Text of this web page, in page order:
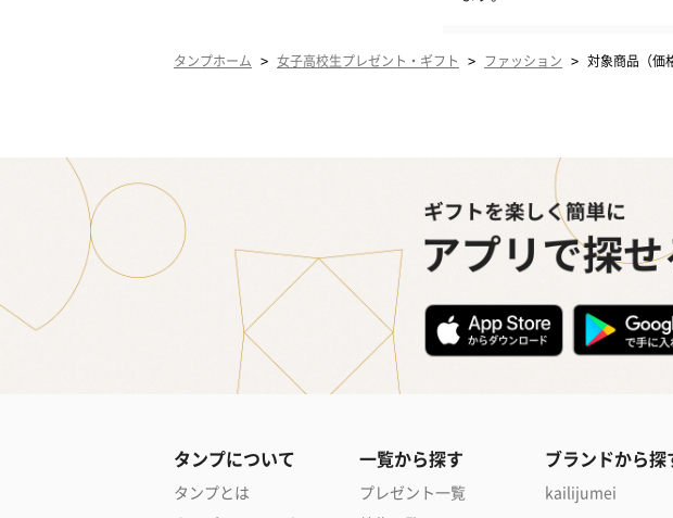
タンプホーム > 女子高校生プレゼント・ギフト > ファッション > 対象商品（価
タンプについて
タンプとは
一覧から探す
プレゼント一覧
ブランドから探
kailijumei